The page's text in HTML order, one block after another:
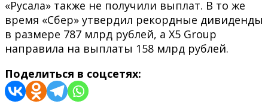
«Русала» также не получили выплат. В то же
время «Сбер» утвердил рекордные дивиденды
в размере 787 млрд рублей, а X5 Group
направила на выплаты 158 млрд рублей.
Поделиться в соцсетях: